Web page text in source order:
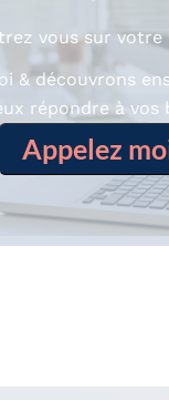
vous sur votre
& découvrons
répondre à vos
Appelez